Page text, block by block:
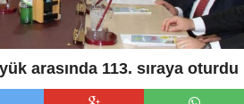
arasında 113. sıraya oturdu